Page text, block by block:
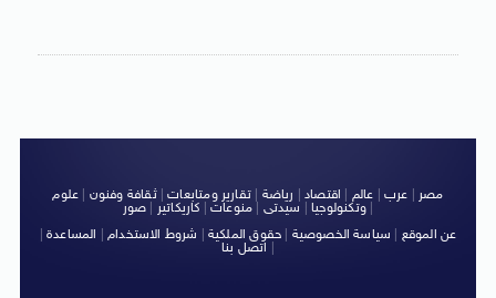
مصر عرب عالم اقتصاد رياضة |تقارير ومتابعات|ثقافة وفنون
علوم
وتكنولوجيا| سيدتى منوعات كاريكاتير صور
|
عن الموقع
سياسة الخصوصية حقوق الملكية شروط الاستخدام| المساعدة|
اتصل بنا